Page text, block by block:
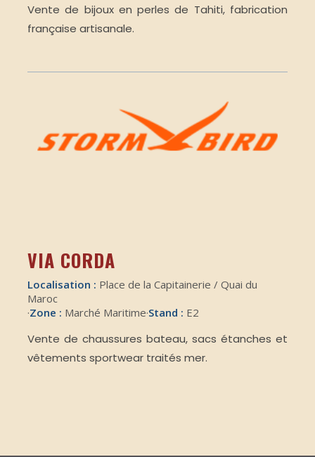
Vente de bijoux en perles de Tahiti, fabrication
française artisanale.
VIA CORDA
Localisation : Place de la Capitainerie / Quai du
Maroc
·Zone : Marché Maritime·Stand : E2
Vente de chaussures bateau, sacs étanches et
vêtements sportwear traités mer.